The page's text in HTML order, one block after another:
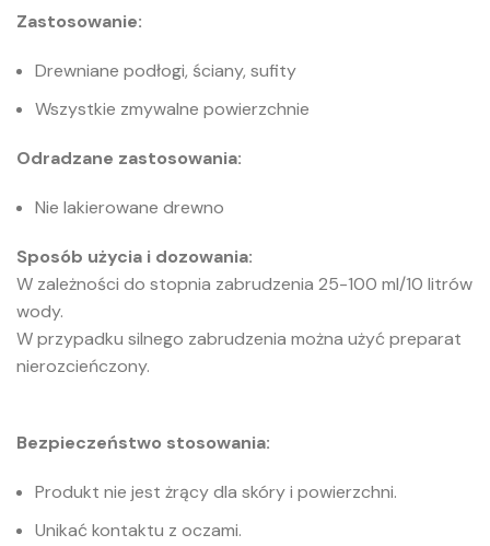
Zastosowanie:
Drewniane podłogi, ściany, sufity
Wszystkie zmywalne powierzchnie
Odradzane zastosowania:
Nie lakierowane drewno
Sposób użycia i dozowania:
W zależności do stopnia zabrudzenia 25-100 ml/10 litrów
wody.
W przypadku silnego zabrudzenia można użyć preparat
nierozcieńczony.
Bezpieczeństwo stosowania:
Produkt nie jest żrący dla skóry i powierzchni.
Unikać kontaktu z oczami.